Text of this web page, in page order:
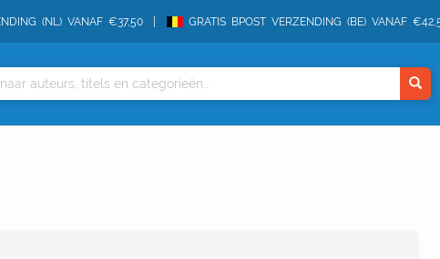
(NL) VANAF €37,50 GRATIS BPOST VERZENDING (BE) VANAF